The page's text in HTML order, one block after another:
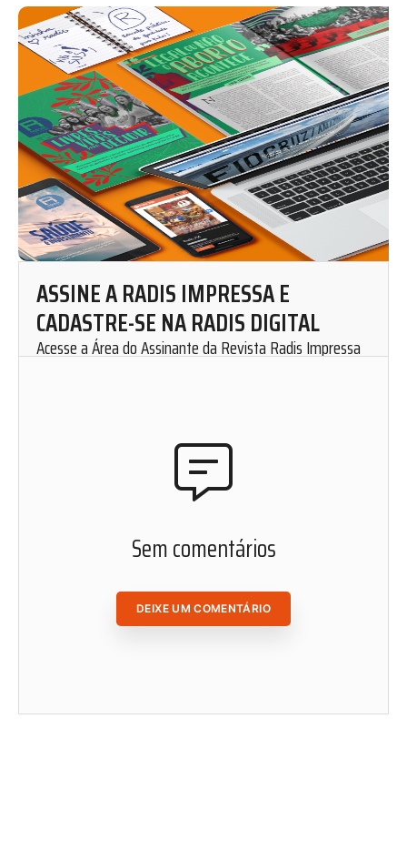
ASSINE A RADIS IMPRESSA E
CADASTRE-SE NA RADIS DIGITAL
Acesse a Área do Assinante da Revista Radis Impressa
ACESSAR ÁREA DO ASSINANTE
Sem comentários
DEIXE UM COMENTÁRIO